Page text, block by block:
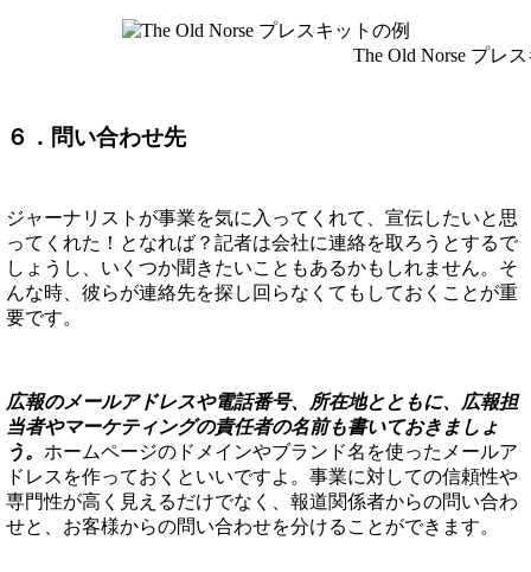
The Old Norse プレ
６．問い合わせ先
ジャーナリストが事業を気に入ってくれて、宣伝したいと思
ってくれた！となれば？記者は会社に連絡を取ろうとするで
しょうし、いくつか聞きたいこともあるかもしれません。そ
んな時、彼らが連絡先を探し回らなくてもしておくことが重
要です。
広報のメールアドレスや電話番号、所在地とともに、広報担
当者やマーケティングの責任者の名前も書いておきましょ
う。 ホームページのドメインやブランド名を使ったメールア
ドレスを作っておくといいですよ。事業に対しての信頼性や
専門性が高く見えるだけでなく、報道関係者からの問い合わ
せと、お客様からの問い合わせを分けることができます。